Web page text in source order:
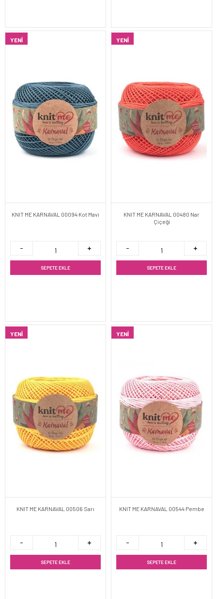
YENI
KNIT ME KARNAVAL 00094 Kot Mavi
SEPETE EKLE
YENI
KNIT ME KARNAVAL 00480 Nar
Çiçeği
SEPETE EKLE
YENI
KNIT ME KARNAVAL 00506 Sarı
SEPETE EKLE
YENI
KNIT ME KARNAVAL 00544 Pembe
SEPETE EKLE